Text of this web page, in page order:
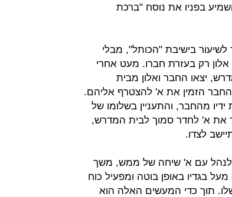
בפניו את נוסח "ברכת
בישיבת "הכותל", מבלי
רק בעזרת חברו. מעט אחרי
יצאו החבר ואלון מבית
הזמין את א' להצטרף אליהם.
מהחבר, והתעניין בשלומו של
את א' לחדר סמוך לבית המדרש,
לצדו.
לנהל עם א' שיחה של ממש, משך
בגדיו באופן בוטה ומפעיל כוח
תוך כדי המעשים האלה הוא